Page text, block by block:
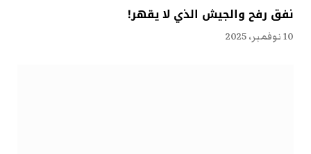
نفق رفح والجيش الذي لا يقهر!
10 نوفمبر، 2025